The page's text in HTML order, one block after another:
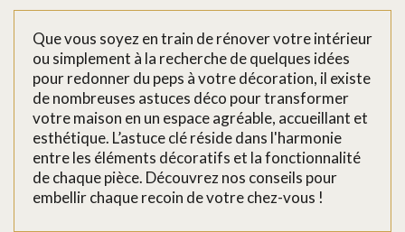
Que vous soyez en train de rénover votre intérieur
ou simplement à la recherche de quelques idées
pour redonner du peps à votre décoration, il existe
de nombreuses astuces déco pour transformer
votre maison en un espace agréable, accueillant et
esthétique. L’astuce clé réside dans l'harmonie
entre les éléments décoratifs et la fonctionnalité
de chaque pièce. Découvrez nos conseils pour
embellir chaque recoin de votre chez-vous !